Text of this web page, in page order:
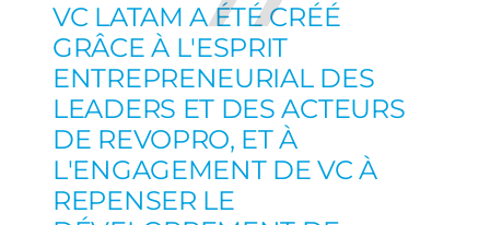
VC LATAM A ÉTÉ CRÉÉ
GRÂCE À L'ESPRIT
ENTREPRENEURIAL DES
LEADERS ET DES ACTEURS
DE REVOPRO, ET À
L'ENGAGEMENT DE VC À
REPENSER LE